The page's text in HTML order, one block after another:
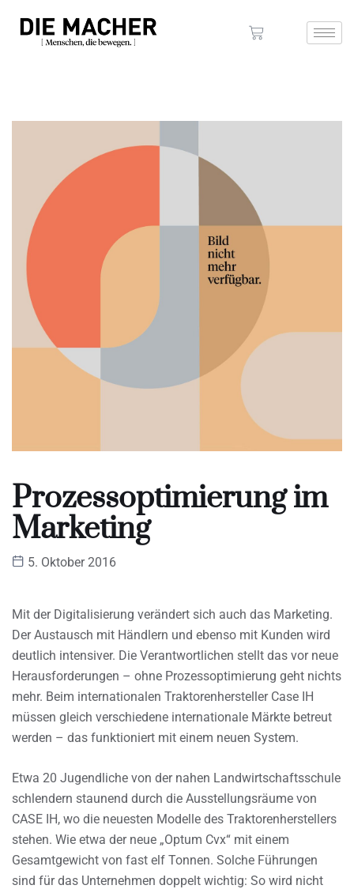
Prozessoptimierung im
Marketing
5. Oktober 2016
Mit der Digitalisierung verändert sich auch das Marketing.
Der Austausch mit Händlern und ebenso mit Kunden wird
deutlich intensiver. Die Verantwortlichen stellt das vor neue
Herausforderungen – ohne Prozessoptimierung geht nichts
mehr. Beim internationalen Traktorenhersteller Case IH
müssen gleich verschiedene internationale Märkte betreut
werden – das funktioniert mit einem neuen System.
Etwa 20 Jugendliche von der nahen Landwirtschaftsschule
schlendern staunend durch die Ausstellungsräume von
CASE IH, wo die neuesten Modelle des Traktorenherstellers
stehen. Wie etwa der neue „Optum Cvx“ mit einem
Gesamtgewicht von fast elf Tonnen. Solche Führungen
sind für das Unternehmen doppelt wichtig: So wird nicht